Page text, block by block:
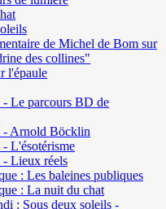
de Michel de Bom sur
des collines"
l'épaule
- Le parcours BD de
- Arnold Böcklin
- L'ésotérisme
- Lieux réels
: Les baleines publiques
: La nuit du chat
: Sous deux soleils -